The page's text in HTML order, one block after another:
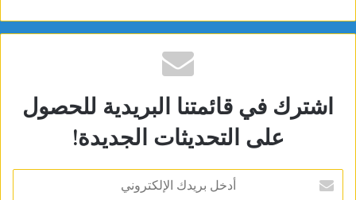
اشترك في قائمتنا البريدية للحصول
على التحديثات الجديدة!
بريدك